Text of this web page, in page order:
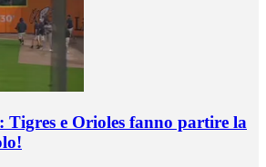
Tigres e Orioles fanno partire la